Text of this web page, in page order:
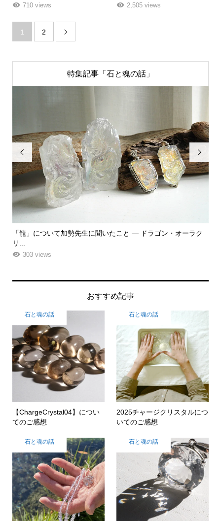
710 views 2,505 views
1 2 
特集記事「石と魂の話」

「龍」について加勢先生に聞いたこと ― ドラゴン・オーラク
リ...
303 views

おすすめ記事
石と魂の話
【ChargeCrystal04】につい
てのご感想
石と魂の話
2025チャージクリスタルにつ
いてのご感想
石と魂の話 石と魂の話